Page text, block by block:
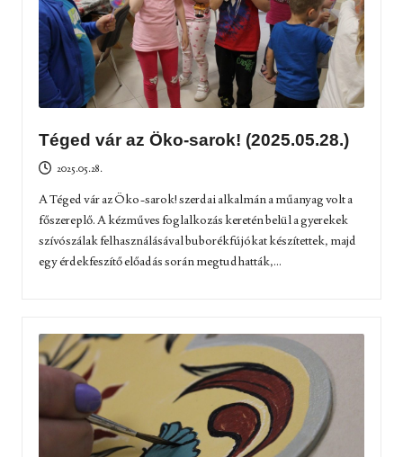
Téged vár az Öko-sarok! (2025.05.28.)
2025.05.28.
A Téged vár az Öko-sarok! szerdai alkalmán a műanyag volt a
főszereplő. A kézműves foglalkozás keretén belül a gyerekek
szívószálak felhasználásával buborékfújókat készítettek, majd
egy érdekfeszítő előadás során megtudhatták,...